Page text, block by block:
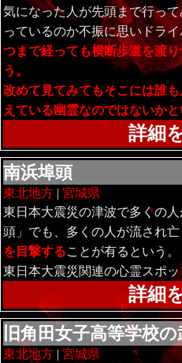
気になった人が先頭まで行っ
っているのか不振に思いドラ
つまで経っても横断歩道を渡
う。
改めて見てみてもそこには誰
えている幽霊なのではないかと
詳細
南浜埠頭
東北地方 |宮城県
東日本大震災の津波で多くの
頭」でも、多くの人が流され
を目撃することが有るという。
東日本大震災関連の心霊スポ
詳細
旧角田女子高等学校
東北地方 |宮城県